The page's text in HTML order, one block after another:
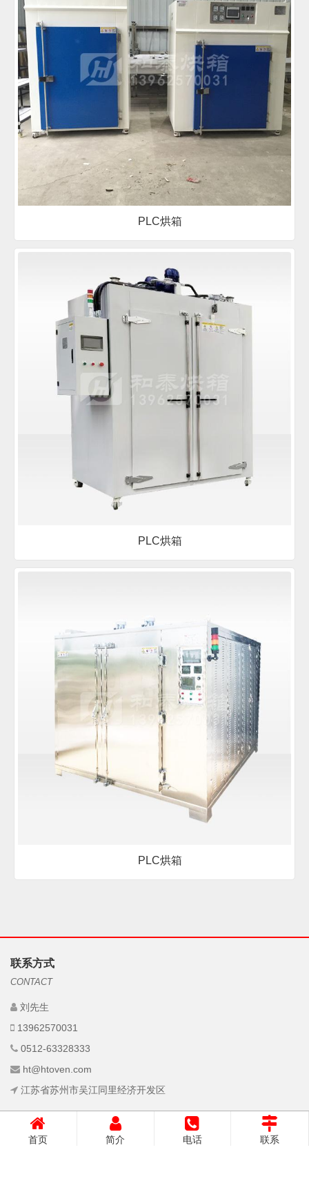
PLC烘箱
PLC烘箱
PLC烘箱
联系方式
CONTACT
刘先生
13962570031
0512-63328333
ht@htoven.com
江苏省苏州市吴江同里经济开发区
Copyright © 2023 吴江和泰烘箱电炉制造厂 All Rights Reserved.
首页 简介 电话 联系